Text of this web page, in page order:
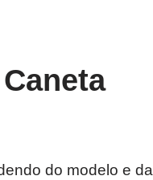
do modelo e da